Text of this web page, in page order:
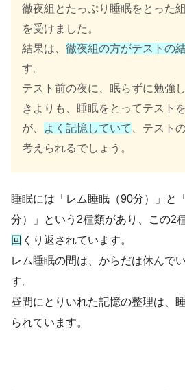
徹夜組とたっぷり睡眠をとった
を受けました。
結果は、 徹夜組の方がテストの
す。
テスト前の夜に、眠らずに勉強
きよりも、睡眠をとってテスト
が、
よく記憶していて
、テスト
考えられるでしょう。
睡眠には「レム睡眠（90分）」と
分）」という2種類があり、この2
回 くり返されています。
レム睡眠の間は、からだは休んで
す。
昼間にとりいれた記憶の整理は、
られています。